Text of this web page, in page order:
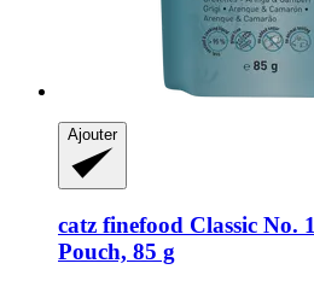
Ajouter
catz finefood Classic No.
Pouch, 85 g